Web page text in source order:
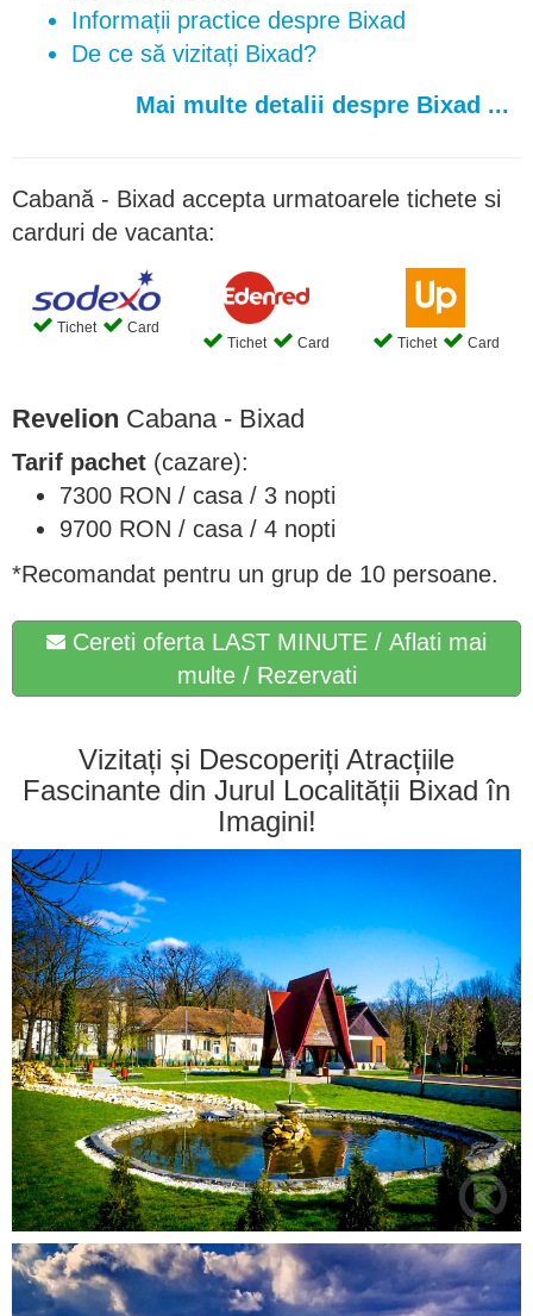
Informații practice despre Bixad
De ce să vizitați Bixad?
Mai multe detalii despre Bixad ...
Cabană - Bixad accepta urmatoarele tichete si
carduri de vacanta:
Tichet
Card
Tichet
Card Tichet Card
Revelion Cabana - Bixad
Tarif pachet (cazare):
7300 RON / casa / 3 nopti
9700 RON / casa / 4 nopti
*Recomandat pentru un grup de 10 persoane.
Cereti oferta LAST MINUTE / Aflati mai
multe / Rezervati
Vizitați și Descoperiți Atracțiile
Fascinante din Jurul Localității Bixad în
Imagini!